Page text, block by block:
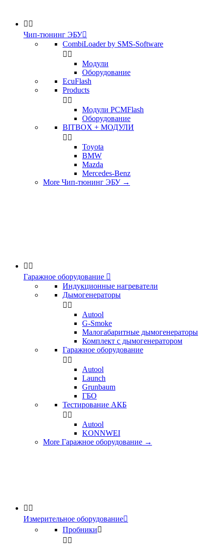
 
Чип-тюнинг ЭБУ
CombiLoader by SMS-Software
 
Модули
Оборудование
EcuFlash
Products
 
Модули PCMFlash
Оборудование
BITBOX + МОДУЛИ
 
Toyota
BMW
Mazda
Mercedes-Benz
More Чип-тюнинг ЭБУ →
 
Гаражное оборудование 
Индукционные нагреватели
Дымогенераторы
 
Аutool
G-Smoke
Малогабаритные дымогенераторы
Комплект с дымогенератором
Гаражное оборудование
 
Autool
Launch
Grunbaum
ГБО
Тестирование АКБ
 
Autool
KONNWEI
More Гаражное оборудование →
 
Измерительное оборудование
Пробники
 